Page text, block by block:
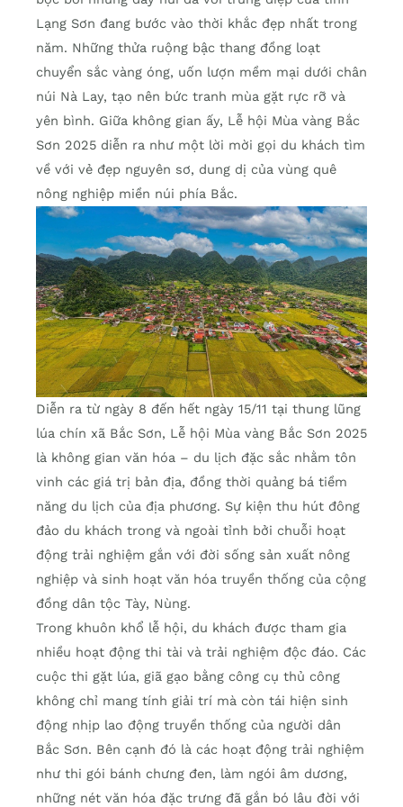
Lạng Sơn đang bước vào thời khắc đẹp nhất trong
năm. Những thửa ruộng bậc thang đồng loạt
chuyển sắc vàng óng, uốn lượn mềm mại dưới chân
núi Nà Lay, tạo nên bức tranh mùa gặt rực rỡ và
yên bình. Giữa không gian ấy, Lễ hội Mùa vàng Bắc
Sơn 2025 diễn ra như một lời mời gọi du khách tìm
về với vẻ đẹp nguyên sơ, dung dị của vùng quê
nông nghiệp miền núi phía Bắc.
Diễn ra từ ngày 8 đến hết ngày 15/11 tại thung lũng
lúa chín xã Bắc Sơn, Lễ hội Mùa vàng Bắc Sơn 2025
là không gian văn hóa – du lịch đặc sắc nhằm tôn
vinh các giá trị bản địa, đồng thời quảng bá tiềm
năng du lịch của địa phương. Sự kiện thu hút đông
đảo du khách trong và ngoài tỉnh bởi chuỗi hoạt
động trải nghiệm gắn với đời sống sản xuất nông
nghiệp và sinh hoạt văn hóa truyền thống của cộng
đồng dân tộc Tày, Nùng.
Trong khuôn khổ lễ hội, du khách được tham gia
nhiều hoạt động thi tài và trải nghiệm độc đáo. Các
cuộc thi gặt lúa, giã gạo bằng công cụ thủ công
không chỉ mang tính giải trí mà còn tái hiện sinh
động nhịp lao động truyền thống của người dân
Bắc Sơn. Bên cạnh đó là các hoạt động trải nghiệm
như thi gói bánh chưng đen, làm ngói âm dương,
những nét văn hóa đặc trưng đã gắn bó lâu đời với